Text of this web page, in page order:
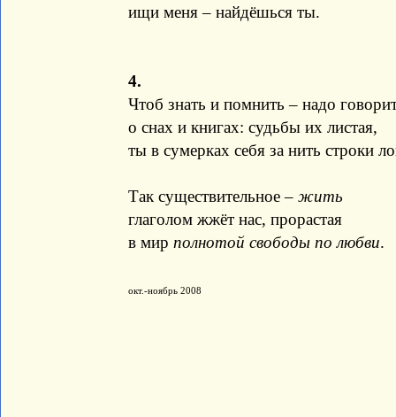
ищи меня – найдёшься ты.
4.
Чтоб знать и помнить – надо
о снах и книгах: судьбы их листая,
ты в сумерках себя за нить строки
Так существительное – жить
глаголом жжёт нас, прорастая
в мир полнотой свободы по любви.
окт.-ноябрь 2008